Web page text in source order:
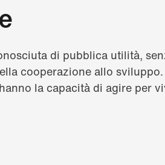
di pubblica utilità,
cooperazione allo
la capacità di agire per